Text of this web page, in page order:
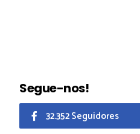
Segue-nos!
32.352 Seguidores